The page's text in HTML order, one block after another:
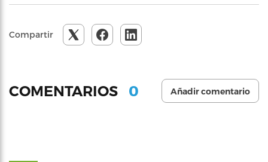
Compartir
COMENTARIOS 0 Añadir comentario